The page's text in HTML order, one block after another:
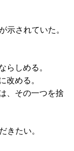
示されていた。
らしめる。
改める。
、その一つを捨
きたい。